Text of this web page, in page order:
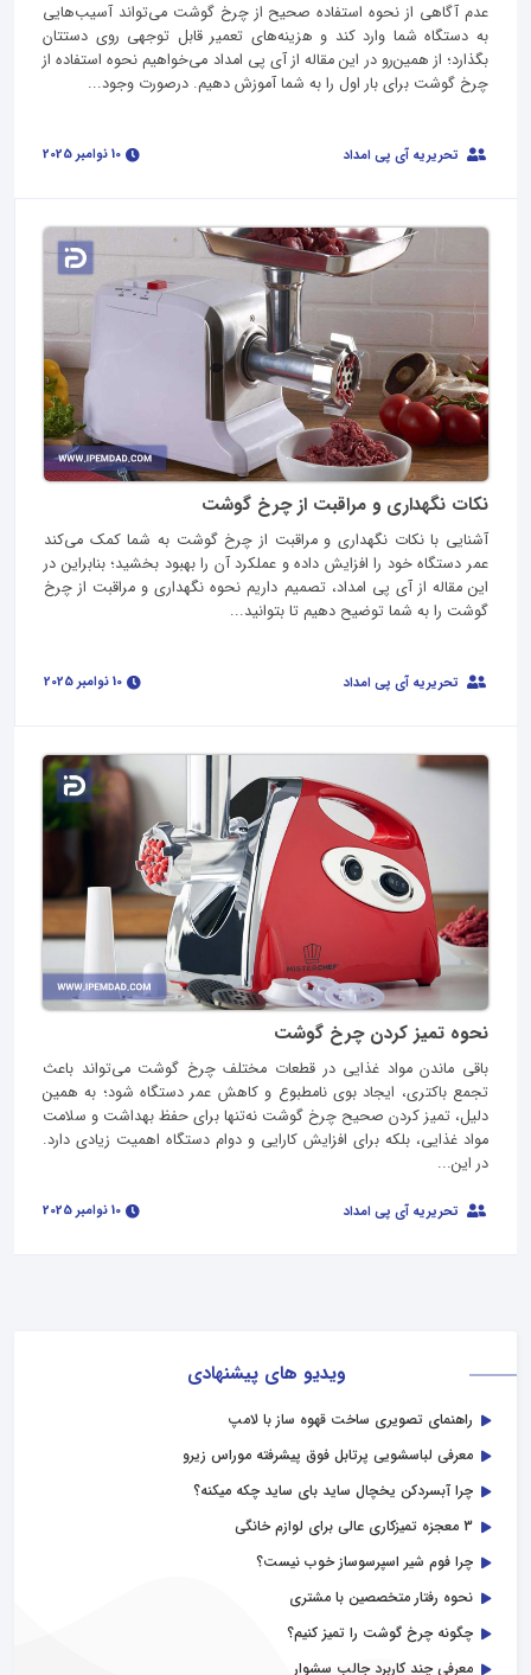
ویدیو های پیشنهادی
راهنمای تصویری ساخت قهوه ساز با لامپ
معرفی لباسشویی پرتابل فوق پیشرفته موراس زیرو
چرا آبسردکن یخچال ساید بای ساید چکه میکنه؟
3 معجزه تمیزکاری عالی برای لوازم خانگی
چرا فوم شیر اسپرسوساز خوب نیست؟
نحوه رفتار متخصصین با مشتری
چگونه چرخ گوشت را تمیز کنیم؟
معرفی چند کاربرد جالب سشوار
عدم آگاهی از نحوه استفاده صحیح از چرخ گوشت ‌می‌تواند آسیب‌هایی
به دستگاه شما وارد کند و هزینه‌های تعمیر قابل توجهی روی دستتان
بگذارد؛ از همین‌رو در این مقاله از آی‌ پی امداد می‌خواهیم نحوه استفاده از
چرخ گوشت برای بار اول را به شما آموزش دهیم. درصورت وجود...
تحریریه آی پی امداد
نکات نگهداری و مراقبت از چرخ گوشت
آشنایی با نکات نگهداری و مراقبت از چرخ گوشت به شما کمک می‌کند
عمر دستگاه خود را افزایش داده و عملکرد آن را بهبود بخشید؛ بنابراین در
این مقاله از آی‌ پی امداد، تصمیم داریم نحوه نگهداری و مراقبت از چرخ
گوشت را به شما توضیح دهیم تا بتوانید...
تحریریه آی پی امداد
نحوه تمیز کردن چرخ گوشت
باقی ماندن مواد غذایی در قطعات مختلف چرخ گوشت می‌تواند باعث
تجمع باکتری، ایجاد بوی نامطبوع و کاهش عمر دستگاه شود؛ به همین
دلیل، تمیز کردن صحیح چرخ گوشت نه‌تنها برای حفظ بهداشت و سلامت
مواد غذایی، بلکه برای افزایش کارایی و دوام دستگاه اهمیت زیادی دارد.
در این...
تحریریه آی پی امداد